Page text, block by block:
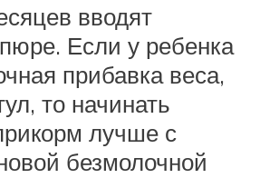
вводят
Если у ребенка
прибавка веса,
то начинать
лучше с
безмолочной